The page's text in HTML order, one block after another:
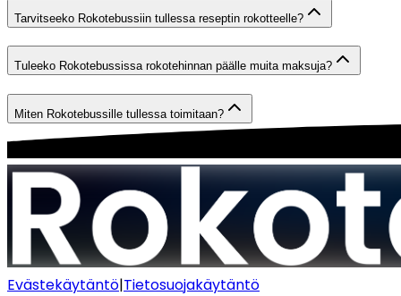
Tarvitseeko Rokotebussiin tullessa reseptin rokotteelle?
Tuleeko Rokotebussissa rokotehinnan päälle muita maksuja?
Miten Rokotebussille tullessa toimitaan?
Evästekäytäntö|Tietosuojakäytäntö